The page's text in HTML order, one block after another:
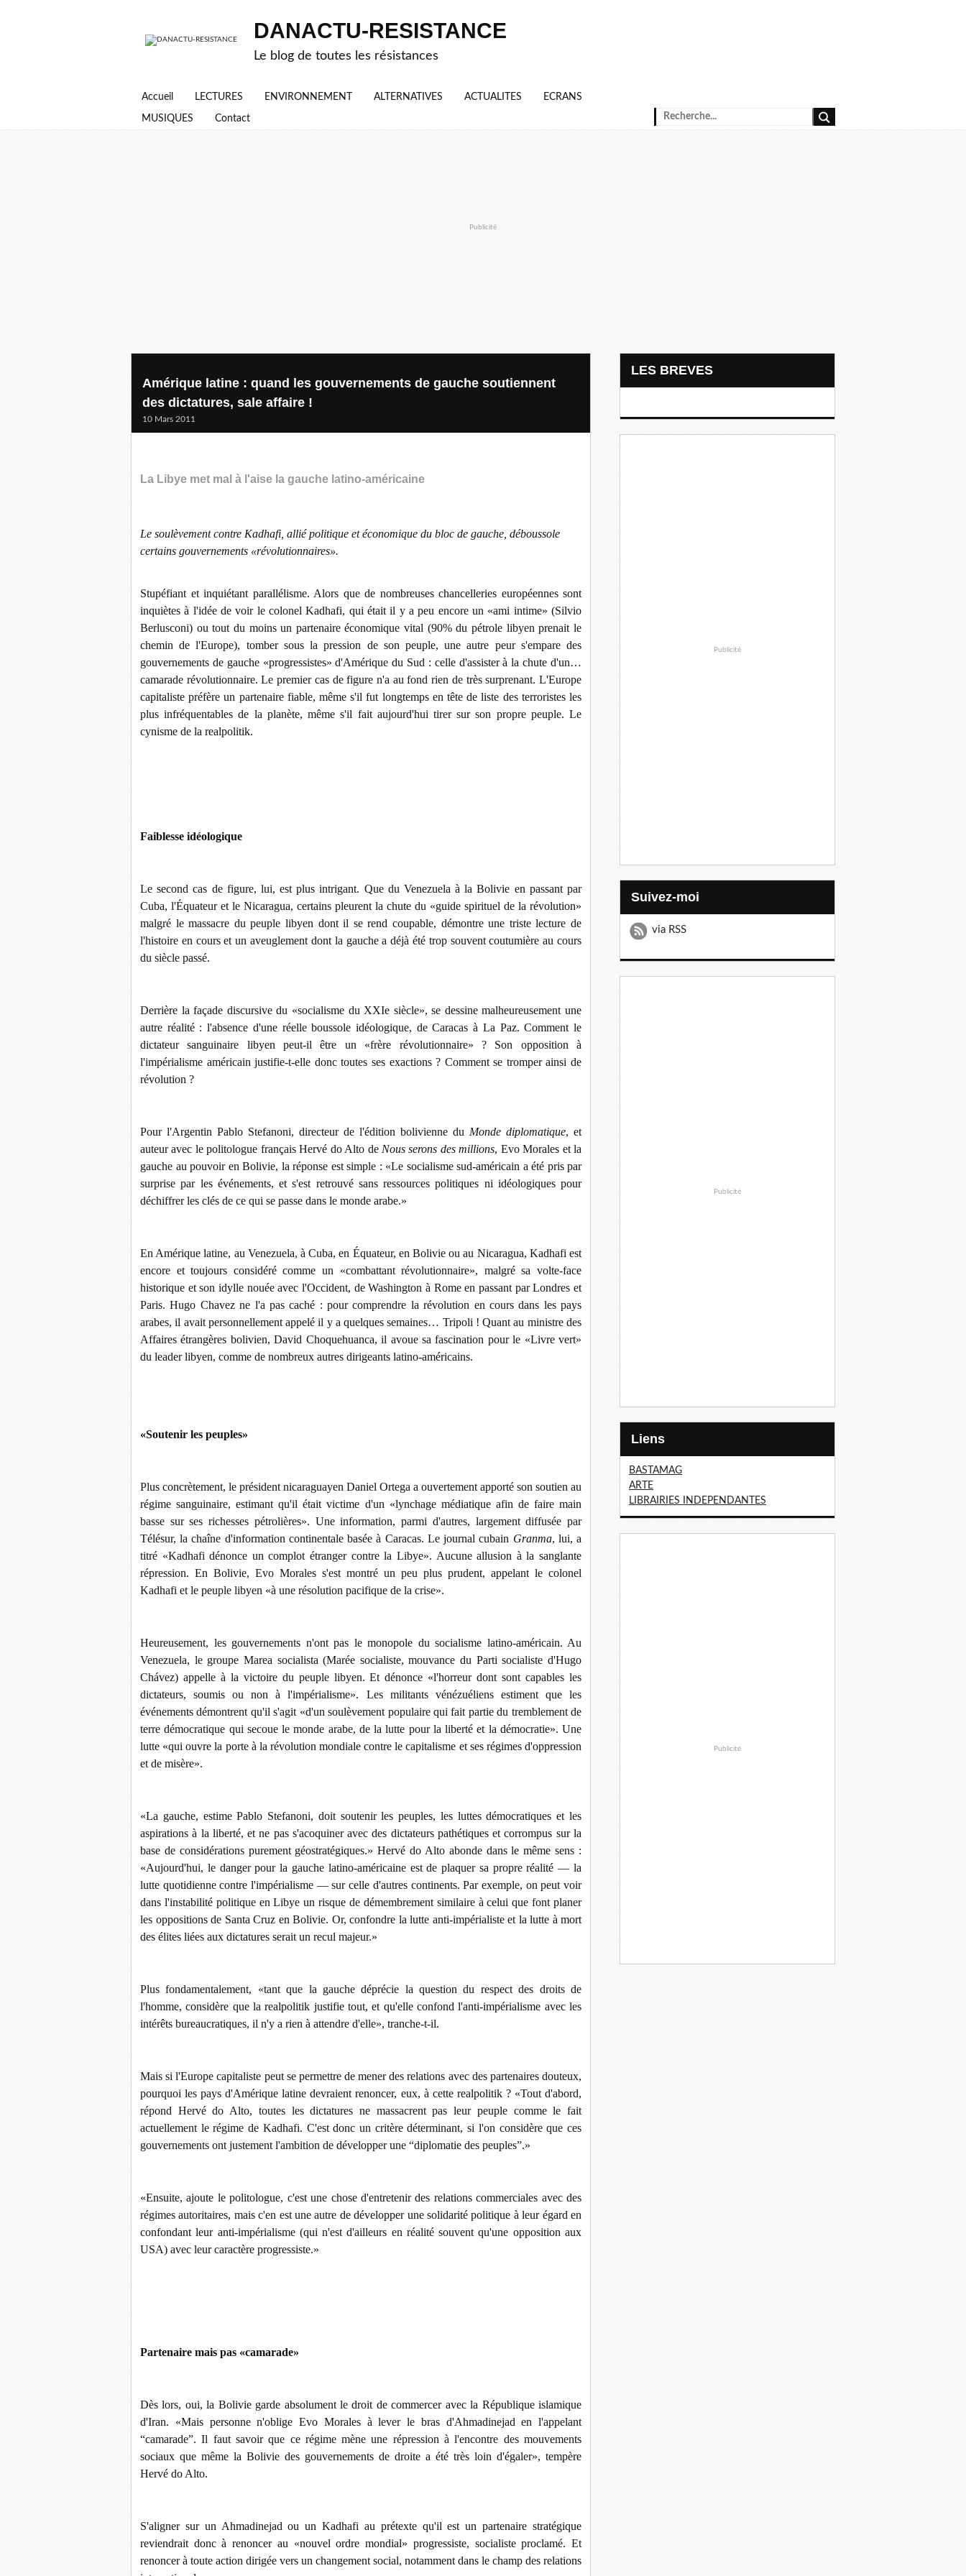
DANACTU-RESISTANCE
Le blog de toutes les résistances
Accueil LECTURES ENVIRONNEMENT ALTERNATIVES ACTUALITES ECRANS
MUSIQUES Contact
Publicité
Amérique latine : quand les gouvernements de gauche soutiennent
des dictatures, sale affaire !
10 Mars 2011
La Libye met mal à l'aise la gauche latino-américaine
Le soulèvement contre Kadhafi, allié politique et économique du bloc de gauche, déboussole
certains gouvernements «révolutionnaires».
Stupéfiant et inquiétant parallélisme. Alors que de nombreuses chancelleries européennes sont
inquiètes à l'idée de voir le colonel Kadhafi, qui était il y a peu encore un «ami intime» (Silvio
Berlusconi) ou tout du moins un partenaire économique vital (90% du pétrole libyen prenait le
chemin de l'Europe), tomber sous la pression de son peuple, une autre peur s'empare des
gouvernements de gauche «progressistes» d'Amérique du Sud : celle d'assister à la chute d'un…
camarade révolutionnaire. Le premier cas de figure n'a au fond rien de très surprenant. L'Europe
capitaliste préfère un partenaire fiable, même s'il fut longtemps en tête de liste des terroristes les
plus infréquentables de la planète, même s'il fait aujourd'hui tirer sur son propre peuple. Le
cynisme de la realpolitik.
Faiblesse idéologique
Le second cas de figure, lui, est plus intrigant. Que du Venezuela à la Bolivie en passant par
Cuba, l'Équateur et le Nicaragua, certains pleurent la chute du «guide spirituel de la révolution»
malgré le massacre du peuple libyen dont il se rend coupable, démontre une triste lecture de
l'histoire en cours et un aveuglement dont la gauche a déjà été trop souvent coutumière au cours
du siècle passé.
Derrière la façade discursive du «socialisme du XXIe siècle», se dessine malheureusement une
autre réalité : l'absence d'une réelle boussole idéologique, de Caracas à La Paz. Comment le
dictateur sanguinaire libyen peut-il être un «frère révolutionnaire» ? Son opposition à
l'impérialisme américain justifie-t-elle donc toutes ses exactions ? Comment se tromper ainsi de
révolution ?
Pour l'Argentin Pablo Stefanoni, directeur de l'édition bolivienne du Monde diplomatique, et
auteur avec le politologue français Hervé do Alto de Nous serons des millions, Evo Morales et la
gauche au pouvoir en Bolivie, la réponse est simple : «Le socialisme sud-américain a été pris par
surprise par les événements, et s'est retrouvé sans ressources politiques ni idéologiques pour
déchiffrer les clés de ce qui se passe dans le monde arabe.»
En Amérique latine, au Venezuela, à Cuba, en Équateur, en Bolivie ou au Nicaragua, Kadhafi est
encore et toujours considéré comme un «combattant révolutionnaire», malgré sa volte-face
historique et son idylle nouée avec l'Occident, de Washington à Rome en passant par Londres et
Paris. Hugo Chavez ne l'a pas caché : pour comprendre la révolution en cours dans les pays
arabes, il avait personnellement appelé il y a quelques semaines… Tripoli ! Quant au ministre des
Affaires étrangères bolivien, David Choquehuanca, il avoue sa fascination pour le «Livre vert»
du leader libyen, comme de nombreux autres dirigeants latino-américains.
«Soutenir les peuples»
Plus concrètement, le président nicaraguayen Daniel Ortega a ouvertement apporté son soutien au
régime sanguinaire, estimant qu'il était victime d'un «lynchage médiatique afin de faire main
basse sur ses richesses pétrolières». Une information, parmi d'autres, largement diffusée par
Télésur, la chaîne d'information continentale basée à Caracas. Le journal cubain Granma, lui, a
titré «Kadhafi dénonce un complot étranger contre la Libye». Aucune allusion à la sanglante
répression. En Bolivie, Evo Morales s'est montré un peu plus prudent, appelant le colonel
Kadhafi et le peuple libyen «à une résolution pacifique de la crise».
Heureusement, les gouvernements n'ont pas le monopole du socialisme latino-américain. Au
Venezuela, le groupe Marea socialista (Marée socialiste, mouvance du Parti socialiste d'Hugo
Chávez) appelle à la victoire du peuple libyen. Et dénonce «l'horreur dont sont capables les
dictateurs, soumis ou non à l'impérialisme». Les militants vénézuéliens estiment que les
événements démontrent qu'il s'agit «d'un soulèvement populaire qui fait partie du tremblement de
terre démocratique qui secoue le monde arabe, de la lutte pour la liberté et la démocratie». Une
lutte «qui ouvre la porte à la révolution mondiale contre le capitalisme et ses régimes d'oppression
et de misère».
«La gauche, estime Pablo Stefanoni, doit soutenir les peuples, les luttes démocratiques et les
aspirations à la liberté, et ne pas s'acoquiner avec des dictateurs pathétiques et corrompus sur la
base de considérations purement géostratégiques.» Hervé do Alto abonde dans le même sens :
«Aujourd'hui, le danger pour la gauche latino-américaine est de plaquer sa propre réalité — la
lutte quotidienne contre l'impérialisme — sur celle d'autres continents. Par exemple, on peut voir
dans l'instabilité politique en Libye un risque de démembrement similaire à celui que font planer
les oppositions de Santa Cruz en Bolivie. Or, confondre la lutte anti-impérialiste et la lutte à mort
des élites liées aux dictatures serait un recul majeur.»
Plus fondamentalement, «tant que la gauche déprécie la question du respect des droits de
l'homme, considère que la realpolitik justifie tout, et qu'elle confond l'anti-impérialisme avec les
intérêts bureaucratiques, il n'y a rien à attendre d'elle», tranche-t-il.
Mais si l'Europe capitaliste peut se permettre de mener des relations avec des partenaires douteux,
pourquoi les pays d'Amérique latine devraient renoncer, eux, à cette realpolitik ? «Tout d'abord,
répond Hervé do Alto, toutes les dictatures ne massacrent pas leur peuple comme le fait
actuellement le régime de Kadhafi. C'est donc un critère déterminant, si l'on considère que ces
gouvernements ont justement l'ambition de développer une “diplomatie des peuples”.»
«Ensuite, ajoute le politologue, c'est une chose d'entretenir des relations commerciales avec des
régimes autoritaires, mais c'en est une autre de développer une solidarité politique à leur égard en
confondant leur anti-impérialisme (qui n'est d'ailleurs en réalité souvent qu'une opposition aux
USA) avec leur caractère progressiste.»
Partenaire mais pas «camarade»
Dès lors, oui, la Bolivie garde absolument le droit de commercer avec la République islamique
d'Iran. «Mais personne n'oblige Evo Morales à lever le bras d'Ahmadinejad en l'appelant
“camarade”. Il faut savoir que ce régime mène une répression à l'encontre des mouvements
sociaux que même la Bolivie des gouvernements de droite a été très loin d'égaler», tempère
Hervé do Alto.
S'aligner sur un Ahmadinejad ou un Kadhafi au prétexte qu'il est un partenaire stratégique
reviendrait donc à renoncer au «nouvel ordre mondial» progressiste, socialiste proclamé. Et
renoncer à toute action dirigée vers un changement social, notamment dans le champ des relations
LES BREVES
Publicité
Suivez-moi
via RSS
Publicité
Liens
BASTAMAG
ARTE
LIBRAIRIES INDEPENDANTES
Publicité